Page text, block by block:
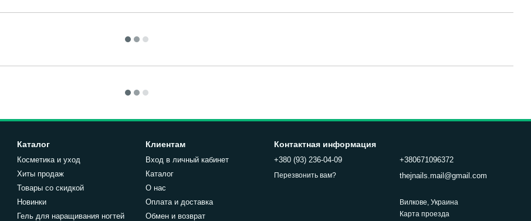
Каталог
Косметика и уход
Хиты продаж
Товары со скидкой
Новинки
Гель для наращивания ногтей
Клиентам
Вход в личный кабинет
Каталог
О нас
Оплата и доставка
Обмен и возврат
Контактная информация
+380 (93) 236-04-09
Перезвонить вам?
+380671096372
thejnails.mail@gmail.com
Вилкове, Украина
Карта проезда